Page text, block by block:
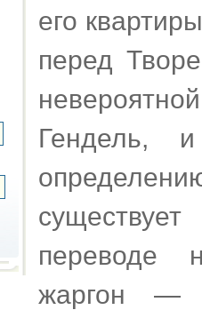
его
перед
Гендель,
переводе
жаргон —